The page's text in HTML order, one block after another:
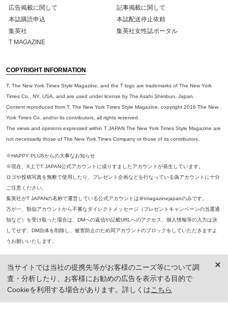
広告掲載に関して
記事掲載に関して
本誌購読申込
本誌配送停止依頼
集英社
集英社女性誌ポータル
T MAGAZINE
COPYRIGHT INFORMATION
T, The New York Times Style Magazine, and the T logo are trademarks of The New York
Times Co., NY, USA, and are used under license by The Asahi Shimbun, Japan.
Content reproduced from T, The New York Times Style Magazine, copyright 2016 The New
York Times Co. and/or its contributors, all rights reserved.
The views and opinions expressed within T JAPAN The New York Times Style Magazine are
not necessarily those of The New York Times Company or those of its contributors.
※HAPPY PLUSからの大事なお知らせ
※現在、X上でT JAPAN公式アカウントに成りすましたアカウントが発生しています。
ロゴや投稿写真を無断で使用したり、プレゼント企画などを行なっている偽アカウントに十分
ご注意ください。
集英社がT JAPANの名称で運営している公式アカウントは＠tmagazinejapanのみです。
万が一、類似アカウントから不審なダイレクトメッセージ（プレゼントキャンペーンの当選通
知など）を受け取った場合は、DMへの返信や記載URLへのアクセス、個人情報等の入力は決
してせず、DM自体を削除し、被害防止のため同アカウントのブロックをしていただきますよ
うお願いいたします。
※ 掲載商品の価格は、特に記載がないかぎり、「税込価格」で表示しています。ただし、2021年3月18日以前に公開し
た記事については「本体価格（税抜）」での表示となり、 掲載価格には消費税が含まれておりませんのでご注意くだ
当サイトでは当社の提携先等がお客様のニーズ等について調
査・分析したり、お客様にお勧めの広告を表示する目的で
Cookieを利用する場合があります。詳しくはこちら